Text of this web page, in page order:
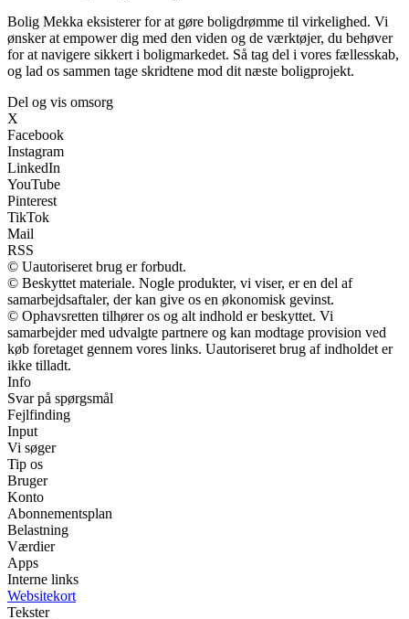
Bolig Mekka eksisterer for at gøre boligdrømme til virkelighed. Vi
ønsker at empower dig med den viden og de værktøjer, du behøver
for at navigere sikkert i boligmarkedet. Så tag del i vores fællesskab,
og lad os sammen tage skridtene mod dit næste boligprojekt.
Del og vis omsorg
X
Facebook
Instagram
LinkedIn
YouTube
Pinterest
TikTok
Mail
RSS
© Uautoriseret brug er forbudt.
© Beskyttet materiale. Nogle produkter, vi viser, er en del af
samarbejdsaftaler, der kan give os en økonomisk gevinst.
© Ophavsretten tilhører os og alt indhold er beskyttet. Vi
samarbejder med udvalgte partnere og kan modtage provision ved
køb foretaget gennem vores links. Uautoriseret brug af indholdet er
ikke tilladt.
Info
Svar på spørgsmål
Fejlfinding
Input
Vi søger
Tip os
Bruger
Konto
Abonnementsplan
Belastning
Værdier
Apps
Interne links
Websitekort
Tekster